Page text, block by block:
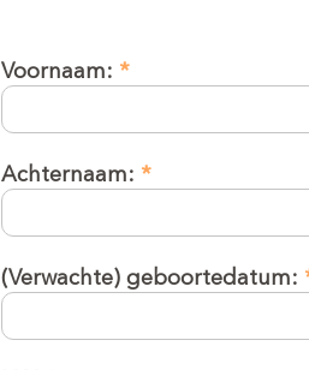
Voornaam: *
Achternaam: *
(Verwachte) geboortedatum: